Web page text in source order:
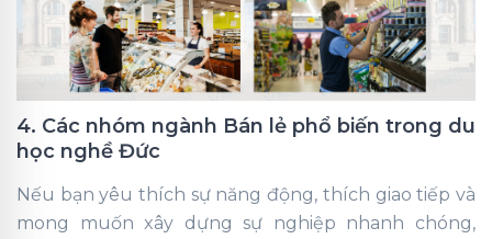
4. Các nhóm ngành Bán lẻ phổ biến trong du
học nghề Đức
Nếu bạn yêu thích sự năng động, thích giao tiếp và
mong muốn xây dựng sự nghiệp nhanh chóng,